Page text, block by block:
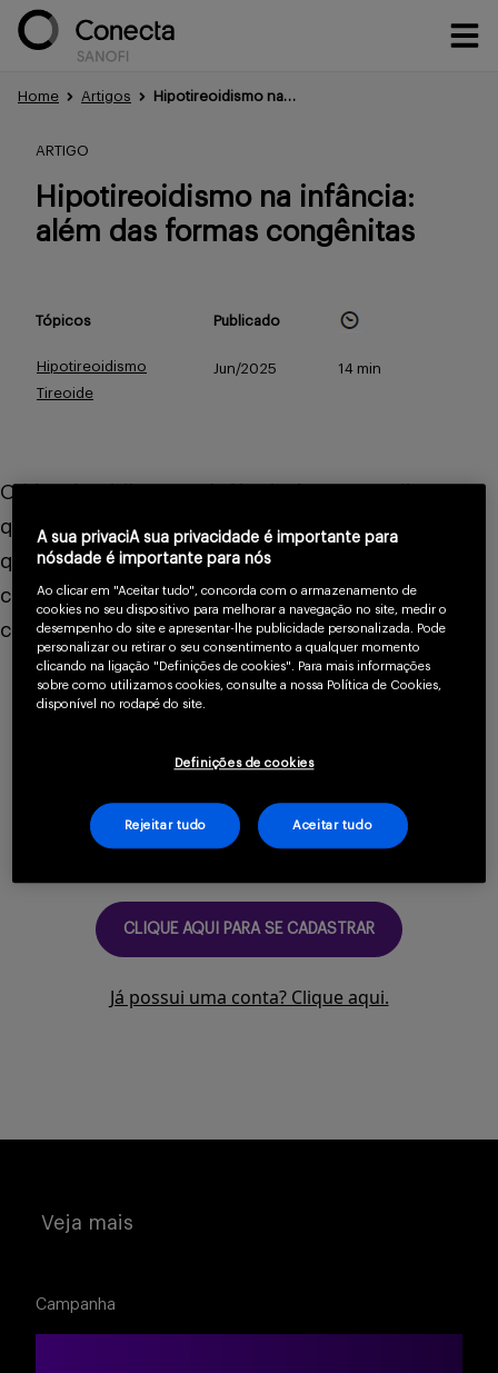
Eventos
Treinamentos
Serviços
Sobre
Cadastrar
Home Artigos Hipotireoidismo na infância: além das formas congênitas
ARTIGO
Hipotireoidismo na infância:
além das formas congênitas
Tópicos
Hipotireoidismo
Tireoide
Publicado
Jun/2025 14 min
O hipotireoidismo na infância é uma condição em
que a glândula tireoide produz hormônios em
quantidade insuficiente, prejudicando o
crescimento e o desenvolvimento, pode ser
congênito (presente ao nascimento) ou adquirido.
Para continuar lendo
confirme que você é
um profissional da
CLIQUE AQUI PARA SE CADASTRAR
Já possui uma conta? Clique aqui.
Veja mais
Campanha
A sua privaciA sua privacidade é importante para
nósdade é importante para nós
Ao clicar em "Aceitar tudo", concorda com o armazenamento de
cookies no seu dispositivo para melhorar a navegação no site, medir o
desempenho do site e apresentar-lhe publicidade personalizada. Pode
personalizar ou retirar o seu consentimento a qualquer momento
clicando na ligação "Definições de cookies". Para mais informações
sobre como utilizamos cookies, consulte a nossa Política de Cookies,
disponível no rodapé do site.
Definições de cookies
Rejeitar tudo Aceitar tudo